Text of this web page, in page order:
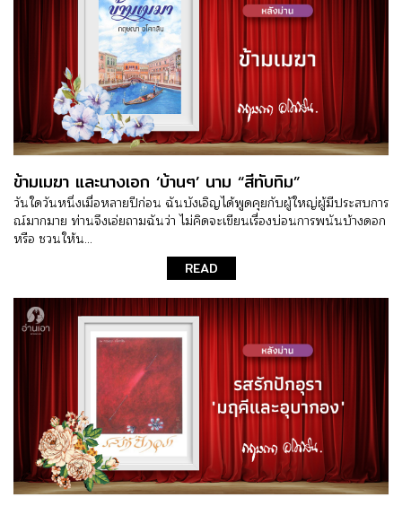
ข้ามเมฆา และนางเอก ‘บ้านๆ’ นาม “สีทับทิม”
วันใดวันหนึ่งเมื่อหลายปีก่อน ฉันบังเอิญได้พูดคุยกับผู้ใหญ่ผู้มีประสบการ
ณ์มากมาย ท่านจึงเอ่ยถามฉันว่า ไม่คิดจะเขียนเรื่องบ่อนการพนันบ้างดอก
หรือ ชวนให้น...
READ